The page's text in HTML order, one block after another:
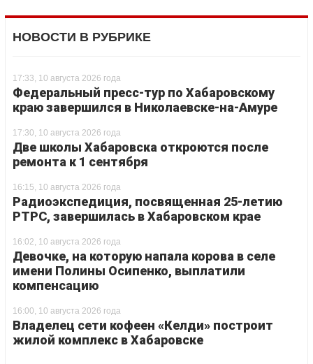
НОВОСТИ В РУБРИКЕ
17:33, 10 августа 2026 года
Федеральный пресс-тур по Хабаровскому
краю завершился в Николаевске-на-Амуре
17:30, 10 августа 2026 года
Две школы Хабаровска откроются после
ремонта к 1 сентября
16:15, 10 августа 2026 года
Радиоэкспедиция, посвященная 25-летию
РТРС, завершилась в Хабаровском крае
16:02, 10 августа 2026 года
Девочке, на которую напала корова в селе
имени Полины Осипенко, выплатили
компенсацию
16:00, 10 августа 2026 года
Владелец сети кофеен «Келди» построит
жилой комплекс в Хабаровске